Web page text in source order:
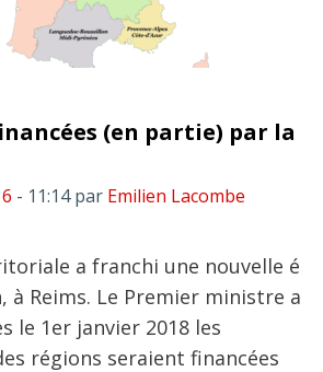
(en partie) par la
- 11:14 par Emilien Lacombe
a franchi une nouvelle é
à Reims. Le Premier ministre a
le 1er janvier 2018 les
régions seraient financées